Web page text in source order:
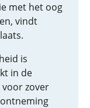
met het oog
vindt
is
in de
zover